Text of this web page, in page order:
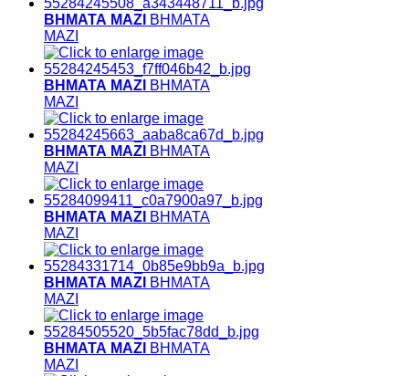
ΒΗΜΑΤΑ ΜΑΖΙ ΒΗΜΑΤΑ
ΜΑΖΙ
ΒΗΜΑΤΑ ΜΑΖΙ ΒΗΜΑΤΑ
ΜΑΖΙ
ΒΗΜΑΤΑ ΜΑΖΙ ΒΗΜΑΤΑ
ΜΑΖΙ
ΒΗΜΑΤΑ ΜΑΖΙ ΒΗΜΑΤΑ
ΜΑΖΙ
ΒΗΜΑΤΑ ΜΑΖΙ ΒΗΜΑΤΑ
ΜΑΖΙ
ΒΗΜΑΤΑ ΜΑΖΙ ΒΗΜΑΤΑ
ΜΑΖΙ